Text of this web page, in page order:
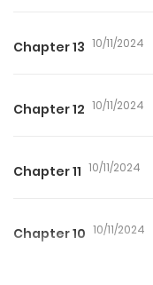
Chapter 13 10/11/2024
Chapter 12 10/11/2024
Chapter 11 10/11/2024
Chapter 10 10/11/2024